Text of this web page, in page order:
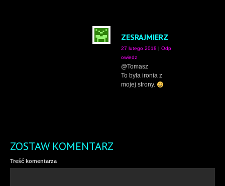
ZESRAJMIERZ
27 lutego 2018
Odp
owiedz
@Tomasz
To była ironia z
mojej strony.
ZOSTAW KOMENTARZ
Treść komentarza